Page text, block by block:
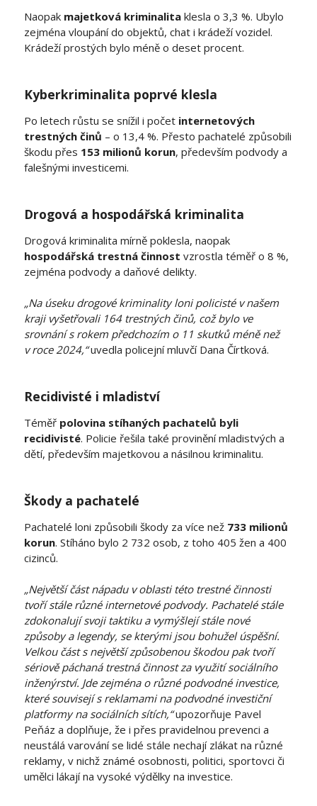
Naopak majetková kriminalitaklesla o 3,3 %. Ubylo
zejména vloupání do objektů, chat i krádeží vozidel.
Krádeží prostých bylo méně o deset procent.
Kyberkriminalita poprvé klesla
Po letech růstu se snížil i počet internetových
trestných činů – o 13,4 %. Přesto pachatelé způsobili
škodu přes 153 milionů korun, především podvody a
falešnými investicemi.
Drogová a hospodářská kriminalita
Drogová kriminalita mírně poklesla, naopak
hospodářská trestná činnost vzrostla téměř o 8 %,
zejména podvody a daňové delikty.
„Na úseku drogové kriminality loni policisté v našem
kraji vyšetřovali 164 trestných činů, což bylo ve
srovnání s rokem předchozím o 11 skutků méně než
v roce 2024,“uvedla policejní mluvčí Dana Čírtková.
Recidivisté i mladiství
Téměř polovina stíhaných pachatelů byli
recidivisté. Policie řešila také provinění mladistvých a
dětí, především majetkovou a násilnou kriminalitu.
Škody a pachatelé
Pachatelé loni způsobili škody za více než 733 milionů
korun. Stíháno bylo 2 732 osob, z toho 405 žen a 400
cizinců.
„Největší část nápadu v oblasti této trestné činnosti
tvoří stále různé internetové podvody. Pachatelé stále
zdokonalují svoji taktiku a vymýšlejí stále nové
způsoby a legendy, se kterými jsou bohužel úspěšní.
Velkou část s největší způsobenou škodou pak tvoří
sériově páchaná trestná činnost za využití sociálního
inženýrství. Jde zejména o různé podvodné investice,
které souvisejí s reklamami na podvodné investiční
platformy na sociálních sítích,“upozorňuje Pavel
Peňáz a doplňuje, že i přes pravidelnou prevenci a
neustálá varování se lidé stále nechají zlákat na různé
reklamy, v nichž známé osobnosti, politici, sportovci či
umělci lákají na vysoké výdělky na investice.